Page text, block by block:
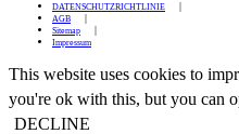
DATENSCHUTZRICHTLINIE
AGB
Sitemap
Impressum
This website uses cookies to
you're ok with this, but you can
DECLINE